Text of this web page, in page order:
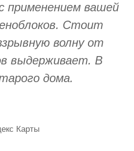
применением вашей
Стоит
волну от
выдерживает. В
дома.
Карты